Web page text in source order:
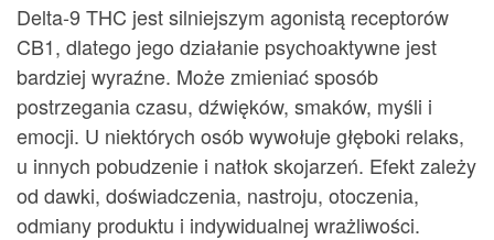
Delta-9 THC jest silniejszym agonistą receptorów
CB1, dlatego jego działanie psychoaktywne jest
bardziej wyraźne. Może zmieniać sposób
postrzegania czasu, dźwięków, smaków, myśli i
emocji. U niektórych osób wywołuje głęboki relaks,
u innych pobudzenie i natłok skojarzeń. Efekt zależy
od dawki, doświadczenia, nastroju, otoczenia,
odmiany produktu i indywidualnej wrażliwości.